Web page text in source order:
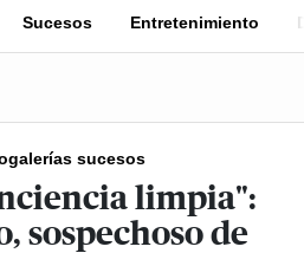
Sucesos Entretenimiento
sucesos
limpia":
sospechoso de